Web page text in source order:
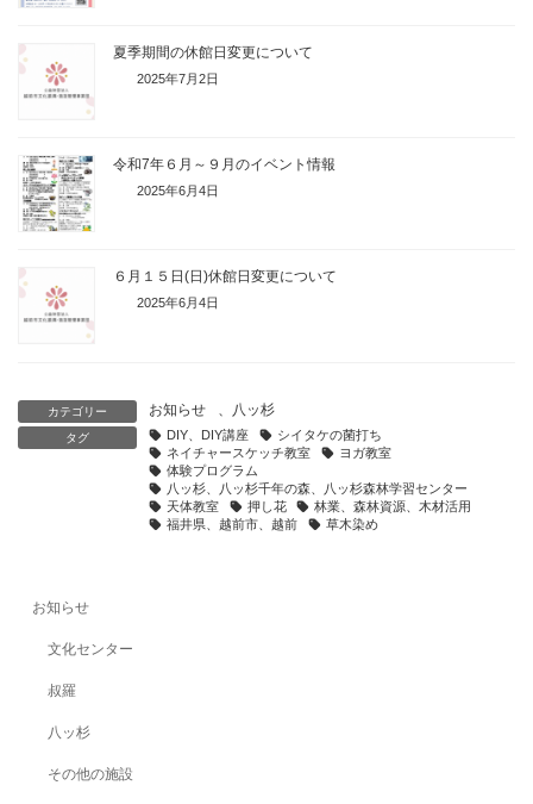
夏季期間の休館日変更について
2025年7月2日
令和7年６月～９月のイベント情報
2025年6月4日
６月１５日(日)休館日変更について
2025年6月4日
カテゴリー お知らせ 八ッ杉
タグ DIY、DIY講座
シイタケの菌打ち
ネイチャースケッチ教室
ヨガ教室
体験プログラム
八ッ杉、八ッ杉千年の森、八ッ杉森林学習センター
天体教室
押し花
林業、森林資源、木材活用
福井県、越前市、越前
草木染め
お知らせ
文化センター
叔羅
八ッ杉
その他の施設